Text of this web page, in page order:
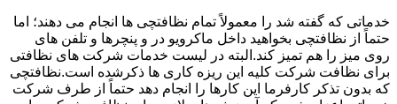
خدماتی که گفته شد را معمولاً تمام نظافتچی ها انجام می دهند؛ اما
حتماً از نظافتچی بخواهید داخل ماکرویو در و پنچرها و تلفن های
روی میز را هم تمیز کند.البته در لیست خدمات شرکت های نظافتی
برای نظافت شرکت کلیه این ریزه کاری ها ذکرشده است.نظافتچی
که بدون تذکر کارفرما این کارها را انجام دهد حتماً از طرف شرکت